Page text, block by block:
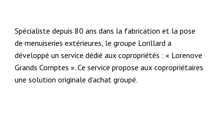
Spécialiste depuis 80 ans dans la fabrication et la pose
de menuiseries extérieures, le groupe Lorillard a
développé un service dédié aux copropriétés : « Lorenove
Grands Comptes ». Ce service propose aux copropriétaires
une solution originale d’achat groupé.